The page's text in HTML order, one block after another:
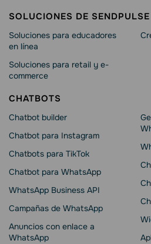
SOLUCIONES DE SENDPULSE
Soluciones para educadores
en línea
Soluciones para retail y e-
commerce
CHATBOTS
Chatbot builder
Chatbot para Instagram
Chatbots para TikTok
Chatbot para WhatsApp
WhatsApp Business API
Campañas de WhatsApp
Anuncios con enlace a
WhatsApp